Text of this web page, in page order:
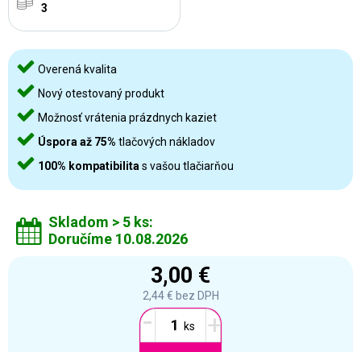
3
Overená kvalita
Nový otestovaný produkt
Možnosť vrátenia prázdnych kaziet
Úspora až 75% tlačových nákladov
100% kompatibilita s vašou tlačiarňou
Skladom > 5 ks:
Doručíme 10.08.2026
3,00 €
2,44 € bez DPH
- +